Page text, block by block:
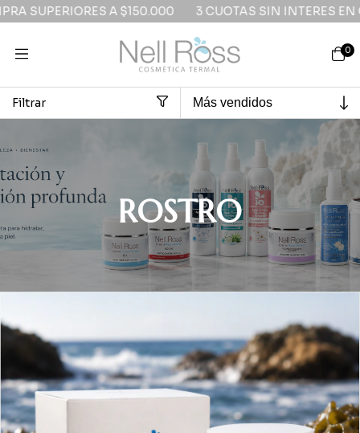
SIN INTERES EN COMPRA SUPERIORES A $150.000
0
Filtrar
ROSTRO
ROSTRO